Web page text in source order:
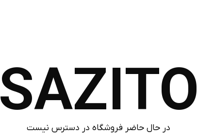
SAZITO
در حال حاضر فروشگاه در دسترس نیست